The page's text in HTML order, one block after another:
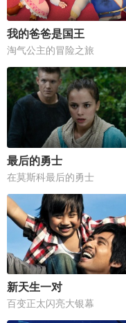
我的爸爸是国王
淘气公主的冒险之旅
最后的勇士
在莫斯科最后的勇士
新天生一对
百变正太闪亮大银幕